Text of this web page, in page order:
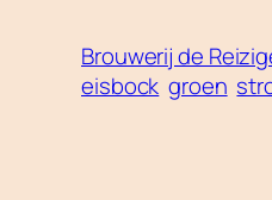
Brouwerij de
eisbock groen